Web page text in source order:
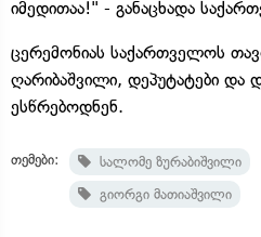
იმედითაა!" - განაცხადა
ცერემონიას საქართველოს
ღარიბაშვილი, დეპუტატები და
ესწრებოდნენ.
თემები: სალომე ზურაბიშვილი
გიორგი მათიაშვილი